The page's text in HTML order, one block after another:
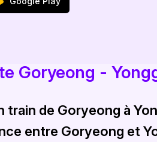
Goryeong -
train de Goryeong à
à Yonggung prend
entre Goryeong et